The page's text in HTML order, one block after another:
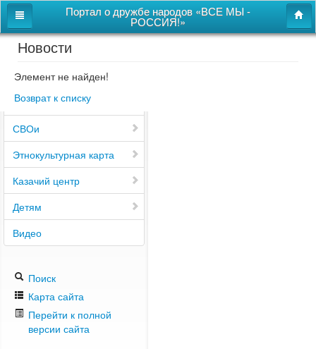
Портал о дружбе народов «ВСЕ МЫ -
РОССИЯ!»
Главная
Дом дружбы народов
Новости
СВОи
Этнокультурная карта
Казачий центр
Детям
Видео
Поиск
Карта сайта
Перейти к полной
версии сайта
Новости
Элемент не найден!
Возврат к списку